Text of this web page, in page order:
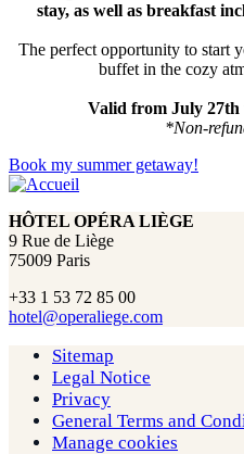
stay, as well as breakfast
The perfect opportunity to start
buffet in the cozy
Valid from July 27th
*Non-
Book my summer getaway!
HÔTEL OPÉRA LIÈGE
9 Rue de Liège
75009 Paris
+33 1 53 72 85 00
hotel@operaliege.com
Sitemap
Legal Notice
Privacy
General Terms and
Manage cookies